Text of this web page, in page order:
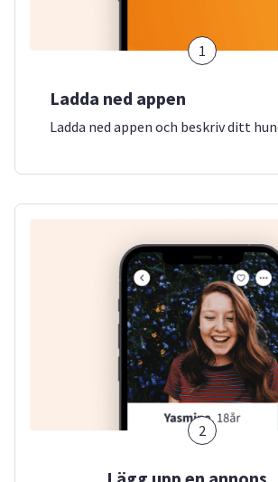
1
Ladda ned appen
Ladda ned appen och beskriv ditt
2